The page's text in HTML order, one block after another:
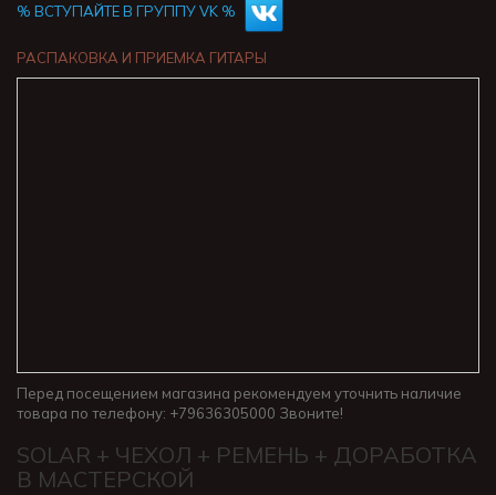
% ВСТУПАЙТЕ В ГРУППУ VK %
РАСПАКОВКА И ПРИЕМКА ГИТАРЫ
Перед посещением магазина рекомендуем уточнить наличие
товара по телефону: +79636305000 Звоните!
SOLAR + ЧЕХОЛ + РЕМЕНЬ + ДОРАБОТКА
В МАСТЕРСКОЙ